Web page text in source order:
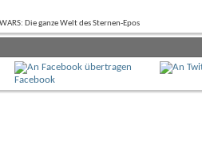
Die ganze Welt des Sternen-Epos
Facebook